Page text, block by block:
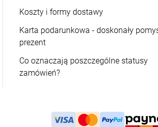
Koszty i formy dostawy
Karta podarunkowa - doskonały
prezent
Co oznaczają poszczególne statusy
zamówień?